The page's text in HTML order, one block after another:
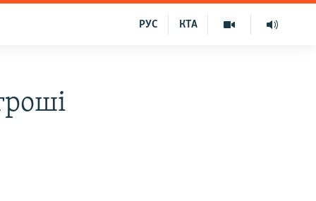
КТА
РУС